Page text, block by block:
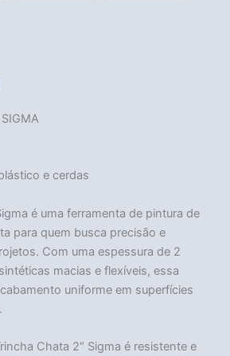
e cerdas
é uma ferramenta de pintura de
para quem busca precisão e
Com uma espessura de 2
macias e flexíveis, essa
uniforme em superfícies
Chata 2″ Sigma é resistente e